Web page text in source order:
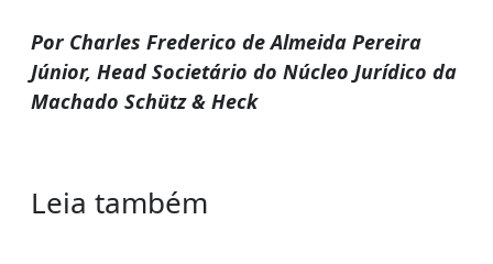
Por Charles Frederico de Almeida Pereira
Júnior, Head Societário do Núcleo Jurídico da
Machado Schütz & Heck
Leia também